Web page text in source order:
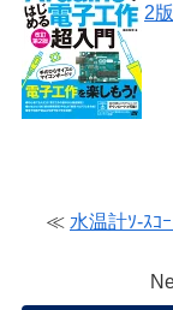
2
≪ 水温計ｿ-ｽｺｰ